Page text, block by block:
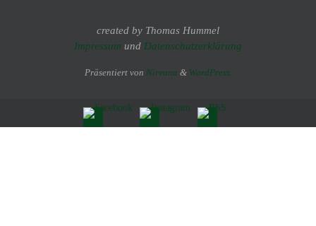
created by Thomas Hummel
Impressum und Datenschutzerklärung
Präsentiert von Nirvana & WordPress.